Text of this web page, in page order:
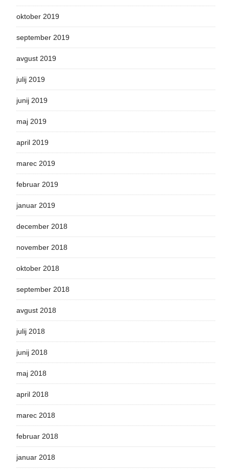
oktober 2019
september 2019
avgust 2019
julij 2019
junij 2019
maj 2019
april 2019
marec 2019
februar 2019
januar 2019
december 2018
november 2018
oktober 2018
september 2018
avgust 2018
julij 2018
junij 2018
maj 2018
april 2018
marec 2018
februar 2018
januar 2018